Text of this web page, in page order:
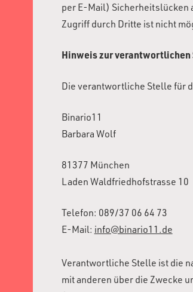
per E-Mail) Sicherheitslücken
Zugriff durch Dritte ist nicht
Hinweis zur verantwortlichen
Die verantwortliche Stelle für
Binario11
Barbara Wolf
81377 München
Laden Waldfriedhofstrasse 10
Telefon: 089/37 06 64 73
E-Mail: info@binario11.de
Verantwortliche Stelle ist die
mit anderen über die Zwecke